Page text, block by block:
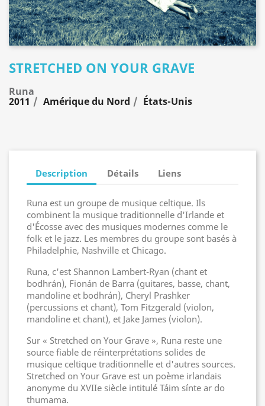
STRETCHED ON YOUR GRAVE
Runa
2011 Amérique du Nord États-Unis
Description Détails Liens
Runa est un groupe de musique celtique. Ils
combinent la musique traditionnelle d'Irlande et
d'Écosse avec des musiques modernes comme le
folk et le jazz. Les membres du groupe sont basés à
Philadelphie, Nashville et Chicago.
Runa, c'est Shannon Lambert-Ryan (chant et
bodhrán), Fionán de Barra (guitares, basse, chant,
mandoline et bodhrán), Cheryl Prashker
(percussions et chant), Tom Fitzgerald (violon,
mandoline et chant), et Jake James (violon).
Sur « Stretched on Your Grave », Runa reste une
source fiable de réinterprétations solides de
musique celtique traditionnelle et d'autres sources.
Stretched on Your Grave est un poème irlandais
anonyme du XVIIe siècle intitulé Táim sínte ar do
thumama.